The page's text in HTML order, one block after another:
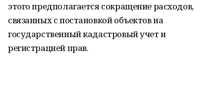
этого предполагается сокращение расходов,
связанных с постановкой объектов на
государственный кадастровый учет и
регистрацией прав.